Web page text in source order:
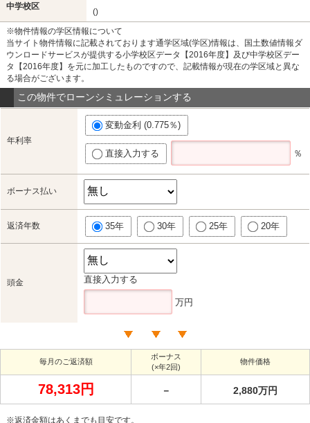
中学校区
()
※物件情報の学区情報について
当サイト物件情報に記載されております通学区域(学区)情報は、国土数値情報ダ
ウンロードサービスが提供する小学校区データ【2016年度】及び中学校区デー
タ【2016年度】を元に加工したものですので、記載情報が現在の学区域と異な
る場合がございます。
この物件でローンシミュレーションする
年利率
変動金利 (0.775％)
直接入力する ％
ボーナス払い
返済年数 35年 30年 25年 20年
頭金 直接入力する
万円
毎月のご返済額
ボーナス
(×年2回)
物件価格
78,313円 － 2,880万円
※返済金額はあくまでも目安です。